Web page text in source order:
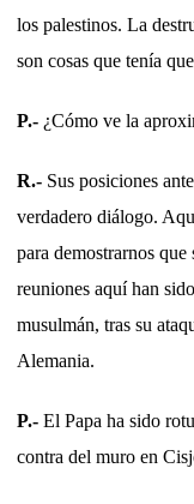
los palestinos. La
son cosas que tenía
P.- ¿Cómo ve la
R.- Sus posiciones
verdadero diálogo.
para demostrarnos
reuniones aquí han
musulmán, tras su
Alemania.
P.- El Papa ha sido
contra del muro en